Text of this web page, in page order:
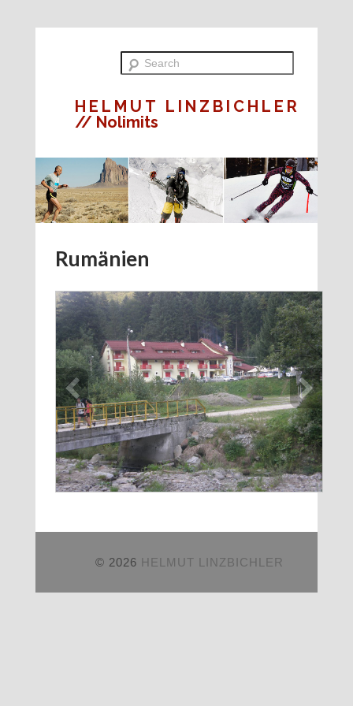
HELMUT LINZBICHLER
// Nolimits
Rumänien
© 2026 HELMUT LINZBICHLER